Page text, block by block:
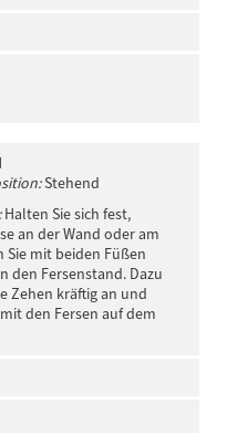
Stehend
Halten Sie sich fest,
an der Wand oder am
Sie mit beiden Füßen
den Fersenstand. Dazu
Zehen kräftig an und
den Fersen auf dem